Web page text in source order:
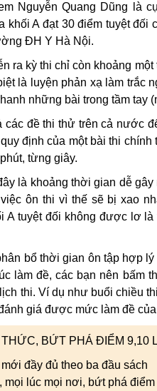
Nguyễn Quang Dũng là
khối A đạt 30 điểm tuyệt
ĐH Y Hà Nội.
ra kỳ thi chỉ còn khoảng
là luyện phản xạ làm trắc
những bài trong tầm tay
các đề thi thử trên cả nước
định của một bài thi
từng giây.
là khoảng thời gian dễ
ôn thi vì thế sẽ bị xao
A tuyệt đối không được lơ
bổ thời gian ôn tập hợp
làm đề, các bạn nên bấm
thi. Ví dụ như buổi chiều
giá được mức làm đề
BỨT PHÁ ĐIỂM 9,10
đầy đủ theo ba đầu sách
mọi lúc mọi nơi, bứt phá